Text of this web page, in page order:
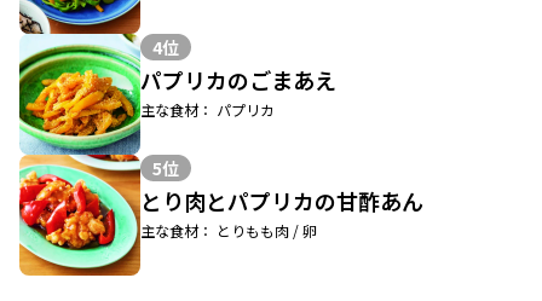
4位
パプリカのごまあえ
主な食材： パプリカ
5位
とり肉とパプリカの甘酢あん
主な食材： とりもも肉 / 卵